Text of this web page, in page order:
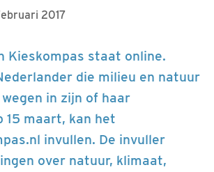
2017
Kieskompas staat online.
die milieu en natuur
in zijn of haar
15 maart, kan het
invullen. De invuller
over natuur, klimaat,